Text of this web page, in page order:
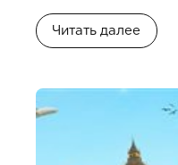
Читать далее